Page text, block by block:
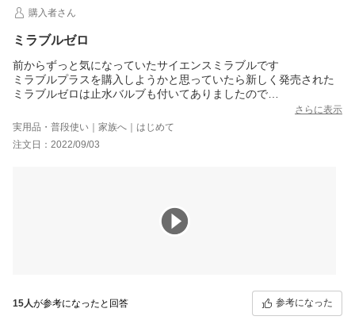
購入者さん
ミラブルゼロ
前からずっと気になっていたサイエンスミラブルです
ミラブルプラスを購入しようかと思っていたら新しく発売された
ミラブルゼロは止水バルブも付いてありましたので
インターネットで購入するのは非正規品ばっかりだっとなってい
たので凄く不安でしだけれど
皆さんのレビューを見てビューティープラスコスメさんは信頼出
早速設置して使って見たところ、思ってた通りお肌すべすべ髪質
ですか、取り扱い説明書通り止水バルブの水がずっと垂れでます
それであればちょっとガッカリです！
さらに表示
実用品・普段使い｜家族へ｜はじめて
注文日：2022/09/03
15人が参考になったと回答 参考になった